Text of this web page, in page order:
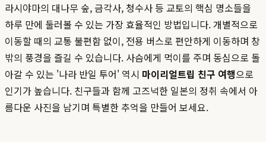
라시야마의 대나무 숲, 금각사, 청수사 등 교토의 핵심 명소들을
하루 만에 둘러볼 수 있는 가장 효율적인 방법입니다. 개별적으로
이동할 때의 교통 불편함 없이, 전용 버스로 편안하게 이동하며 창
밖의 풍경을 즐길 수 있습니다. 사슴에게 먹이를 주며 동심으로 돌
아갈 수 있는 '나라 반일 투어' 역시 마이리얼트립 친구 여행으로
인기가 높습니다. 친구들과 함께 고즈넉한 일본의 정취 속에서 아
름다운 사진을 남기며 특별한 추억을 만들어 보세요.